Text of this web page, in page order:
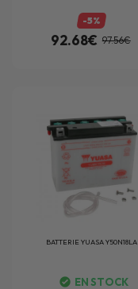
-5%
92.68€ 97.56€
BATTERIE YUASA Y50N18LA
EN STOCK